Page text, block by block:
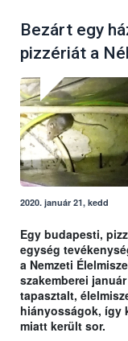
Bezárt egy
pizzériát a
2020. január 21, kedd
Egy budapesti,
egység
a Nemzeti
szakemberei
tapasztalt,
hiányosságok, így
miatt került sor.